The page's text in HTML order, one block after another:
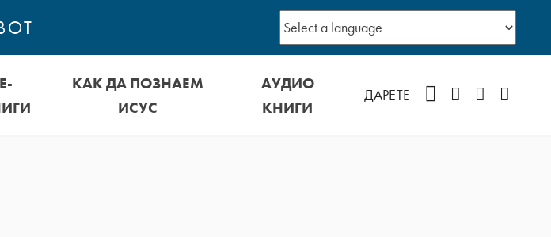
Е-
КАК ДА ПОЗНАЕМ
ИСУС
АУДИО
КНИГИ
ДАРЕТЕ FacebookInstagramYouTube